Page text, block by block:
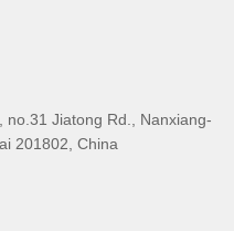
Jiatong Rd., Nanxiang-
201802, China